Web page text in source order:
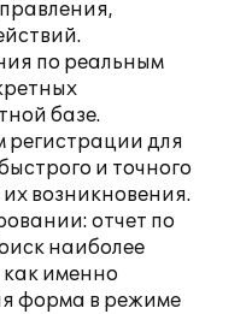
по реальным
базе.
для
и точного
возникновения.
отчет по
наиболее
именно
форма в режиме